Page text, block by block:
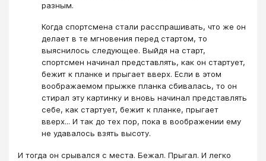
разным.
Когда спортсмена стали расспрашивать, что же он
делает в те мгновения перед стартом, то
выяснилось следующее. Выйдя на старт,
спортсмен начинал представлять, как он стартует,
бежит к планке и прыгает вверх. Если в этом
воображаемом прыжке планка сбивалась, то он
стирал эту картинку и вновь начинал представлять
себе, как стартует, бежит к планке, прыгает
вверх... И так до тех пор, пока в воображении ему
не удавалось взять высоту.
И тогда он срывался с места. Бежал. Прыгал. И легко